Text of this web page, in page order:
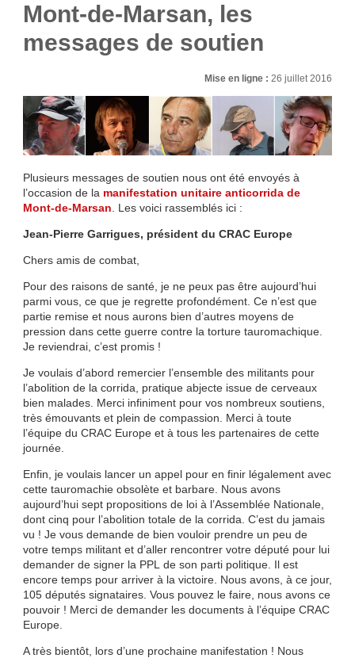
Mont-de-Marsan, les
messages de soutien
Mise en ligne :26 juillet 2016
Plusieurs messages de soutien nous ont été envoyés à
l’occasion de la manifestation unitaire anticorrida de
Mont-de-Marsan . Les voici rassemblés ici :
Jean-Pierre Garrigues, président du CRAC Europe
Chers amis de combat,
Pour des raisons de santé, je ne peux pas être aujourd’hui
parmi vous, ce que je regrette profondément. Ce n’est que
partie remise et nous aurons bien d’autres moyens de
pression dans cette guerre contre la torture tauromachique.
Je reviendrai, c’est promis !
Je voulais d’abord remercier l’ensemble des militants pour
l’abolition de la corrida, pratique abjecte issue de cerveaux
bien malades. Merci infiniment pour vos nombreux soutiens,
très émouvants et plein de compassion. Merci à toute
l’équipe du CRAC Europe et à tous les partenaires de cette
journée.
Enfin, je voulais lancer un appel pour en finir légalement avec
cette tauromachie obsolète et barbare. Nous avons
aujourd’hui sept propositions de loi à l’Assemblée Nationale,
dont cinq pour l’abolition totale de la corrida. C’est du jamais
vu ! Je vous demande de bien vouloir prendre un peu de
votre temps militant et d’aller rencontrer votre député pour lui
demander de signer la PPL de son parti politique. Il est
encore temps pour arriver à la victoire. Nous avons, à ce jour,
105 députés signataires. Vous pouvez le faire, nous avons ce
pouvoir ! Merci de demander les documents à l’équipe CRAC
Europe.
A très bientôt, lors d’une prochaine manifestation ! Nous